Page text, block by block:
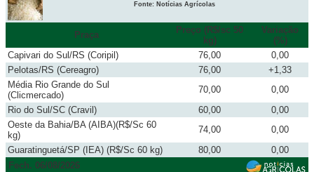
Fonte: Notícias Agrícolas
Praça
Preço (R$/sc 50
kg)
Variação
(%)
Capivari do Sul/RS (Coripil)
76,00
0,00
Pelotas/RS (Cereagro)
76,00
+1,33
Média Rio Grande do Sul
(Clicmercado)
70,00
0,00
Rio do Sul/SC (Cravil)
60,00
0,00
Oeste da Bahia/BA (AIBA)(R$/Sc 60
kg)
74,00
0,00
Guaratinguetá/SP (IEA) (R$/Sc 60 kg)
80,00
0,00
Fech. 06/08/2026